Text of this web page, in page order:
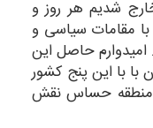
خارج شدیم هر روز و
مقامات سیاسی و
حاصل این
با با این پنج کشور
منطقه حساس نقش